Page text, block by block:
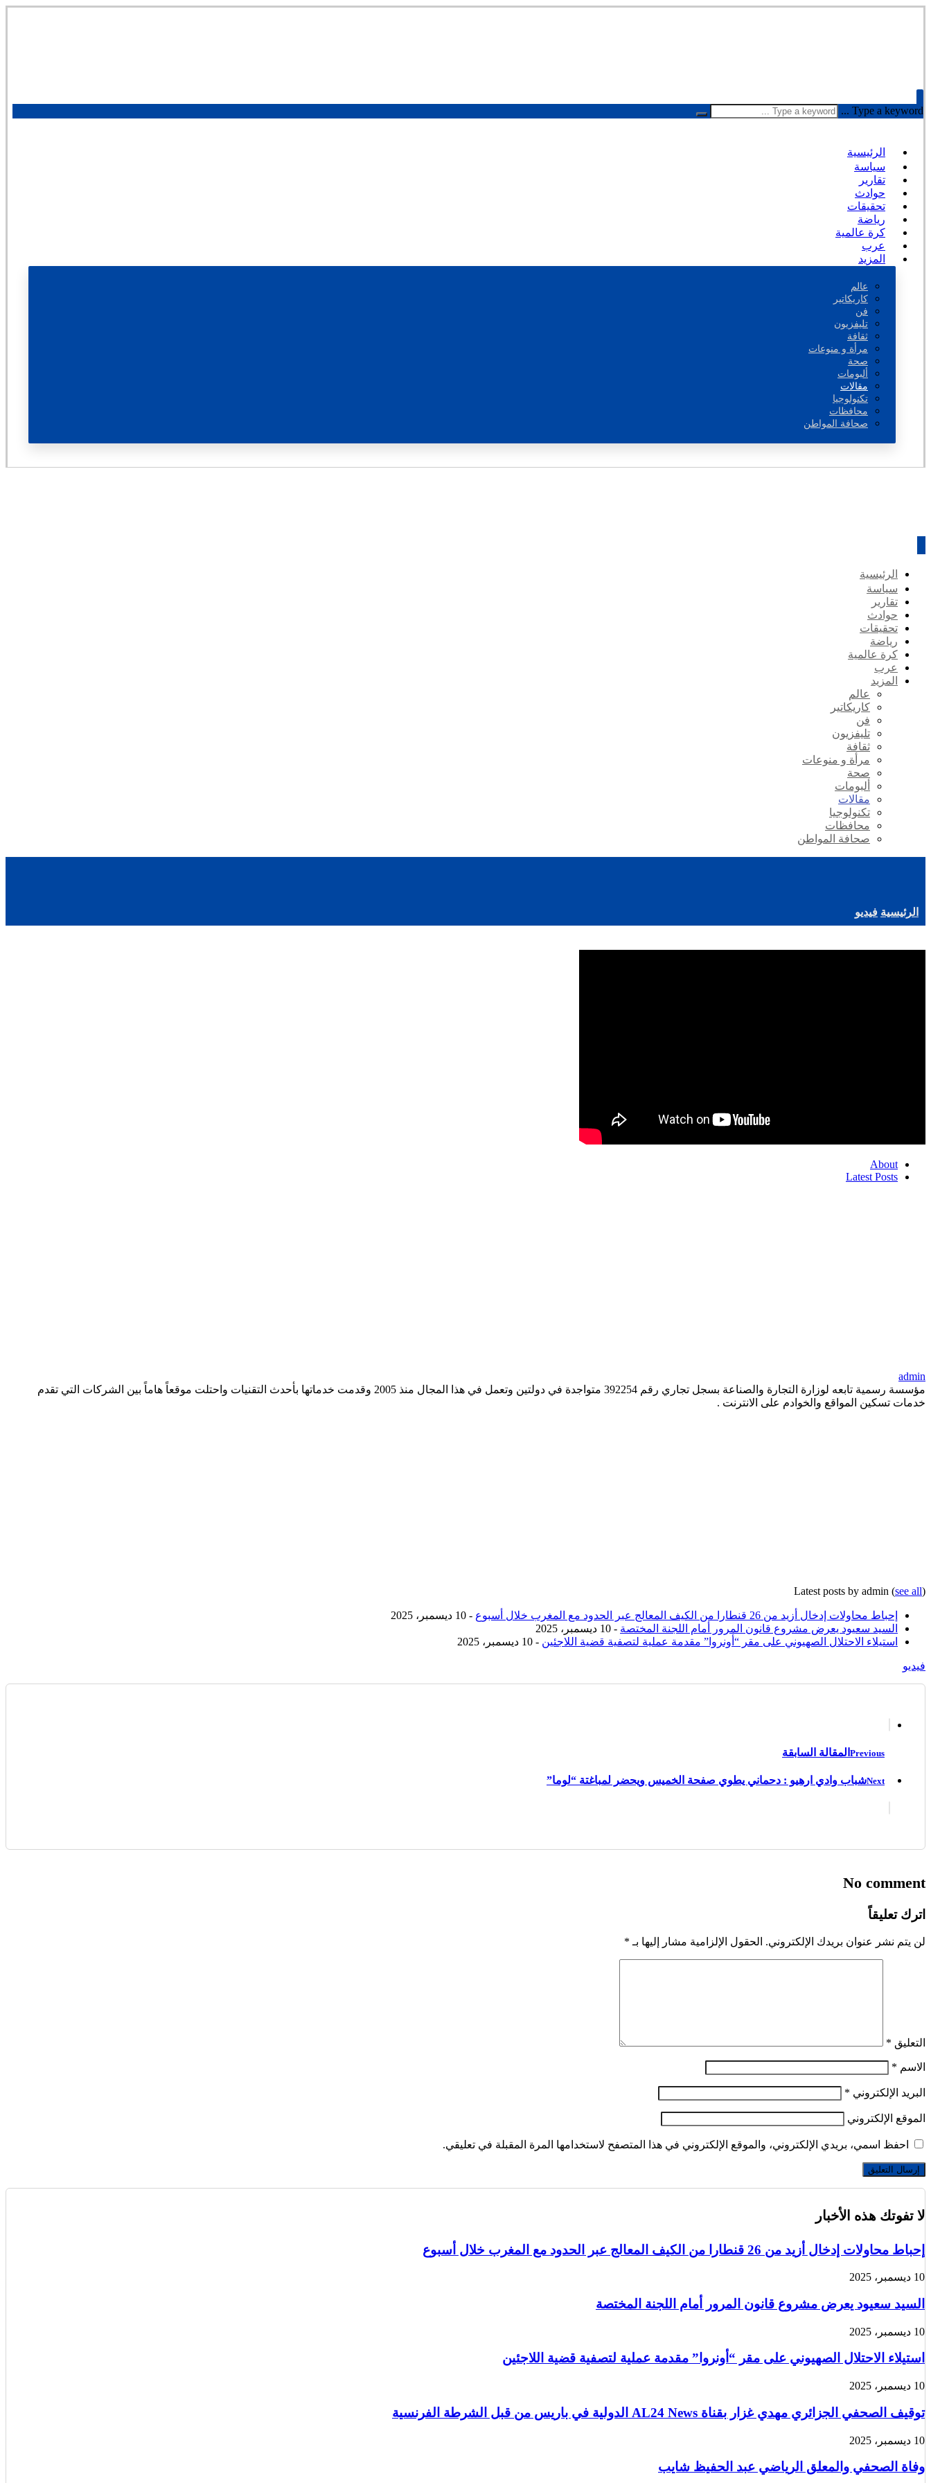
Type a keyword ...
الرئيسية
سياسة
تقارير
حوادث
تحقيقات
رياضة
كرة عالمية
عرب
المزيد
عالم
كاريكاتير
فن
تليفزيون
ثقافة
مرأة و منوعات
صحة
ألبومات
مقالات
تكنولوجيا
محافظات
صحافة المواطن
الرئيسية
سياسة
تقارير
حوادث
تحقيقات
رياضة
كرة عالمية
عرب
المزيد
عالم
كاريكاتير
فن
تليفزيون
ثقافة
مرأة و منوعات
صحة
ألبومات
مقالات
تكنولوجيا
محافظات
صحافة المواطن
الرئيسية فيديو
About
Latest Posts
admin
مؤسسة رسمية تابعه لوزارة التجارة والصناعة بسجل تجاري رقم 392254 متواجدة في دولتين وتعمل في هذا المجال منذ 2005 وقدمت خدماتها بأحدث التقنيات واحتلت موقعاً هاماً بين الشركات التي تقدم
خدمات تسكين المواقع والخوادم على الانترنت .
Latest posts by admin (see all)
إحباط محاولات إدخال أزيد من 26 قنطارا من الكيف المعالج عبر الحدود مع المغرب خلال أسبوع
- 10 ديسمبر، 2025
السيد سعيود يعرض مشروع قانون المرور أمام اللجنة المختصة - 10 ديسمبر، 2025
استيلاء الاحتلال الصهيوني على مقر “أونروا” مقدمة عملية لتصفية قضية اللاجئين - 10 ديسمبر، 2025
فيديو
Previous المقالة السابقة
Nextشباب وادي ارهيو : دحماني يطوي صفحة الخميس ويحضر لمباغتة “لوما”
No comment
اترك تعليقاً
لن يتم نشر عنوان بريدك الإلكتروني. الحقول الإلزامية مشار إليها بـ *
التعليق *
الاسم *
البريد الإلكتروني *
الموقع الإلكتروني
احفظ اسمي، بريدي الإلكتروني، والموقع الإلكتروني في هذا المتصفح لاستخدامها المرة المقبلة في تعليقي.
لا تفوتك هذه الأخبار
إحباط محاولات إدخال أزيد من 26 قنطارا من الكيف المعالج عبر الحدود مع المغرب خلال أسبوع
10 ديسمبر، 2025
السيد سعيود يعرض مشروع قانون المرور أمام اللجنة المختصة
10 ديسمبر، 2025
استيلاء الاحتلال الصهيوني على مقر “أونروا” مقدمة عملية لتصفية قضية اللاجئين
10 ديسمبر، 2025
توقيف الصحفي الجزائري مهدي غزار بقناة AL24 News الدولية في باريس من قبل الشرطة الفرنسية
10 ديسمبر، 2025
وفاة الصحفي والمعلق الرياضي عبد الحفيظ شايب